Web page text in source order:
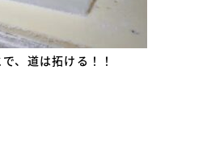
、道は拓ける！！